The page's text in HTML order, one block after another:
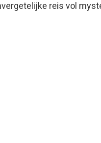
reis vol